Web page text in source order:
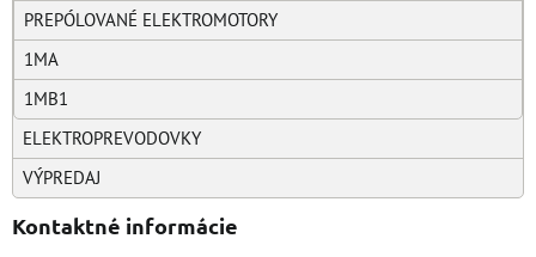
PREPÓLOVANÉ ELEKTROMOTORY
1MA
1MB1
ELEKTROPREVODOVKY
VÝPREDAJ
Kontaktné informácie